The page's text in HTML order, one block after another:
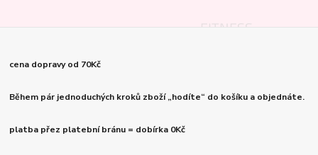
cena dopravy od 70Kč
Během pár jednoduchých kroků zboží „hodíte“ do košíku a objednáte.
platba přez platební bránu = dobírka 0Kč